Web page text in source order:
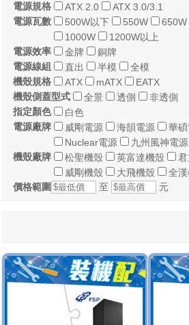
電源規格
ATX 2.0
ATX 3.0/3.1
電源瓦數
500W以下 550W 650W
1000W
1200W以上
電源效率
金牌
銅牌
電源線組
直出 半模
全模
機殼規格
ATX mATX
EATX
機殼側蓋型式
全景 透側
非透側
指定顏色
白色
電源廠牌
威剛電源 海韻電源 華
Nuclear電源
九州風神電源
機殼廠牌
松聖機殼 英富達機殼
威剛機殼
大飛機殼 全
價格範圍
至 元